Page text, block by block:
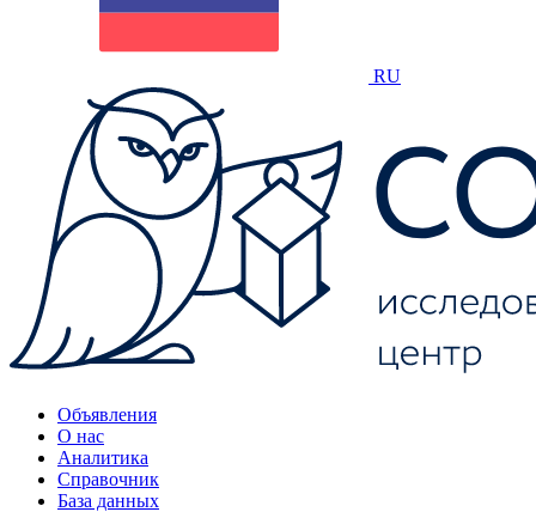
RU
Объявления
О нас
Аналитика
Справочник
База данных